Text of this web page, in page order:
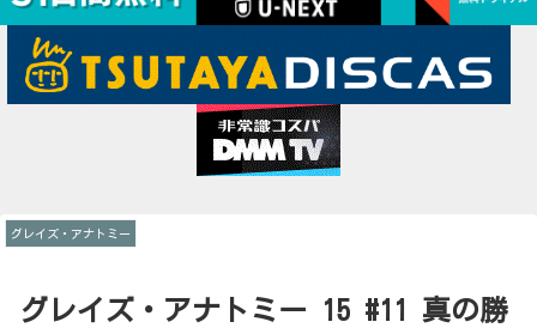
グレイズ・アナトミー 15 #11 真の勝
グレイズ・アナトミー